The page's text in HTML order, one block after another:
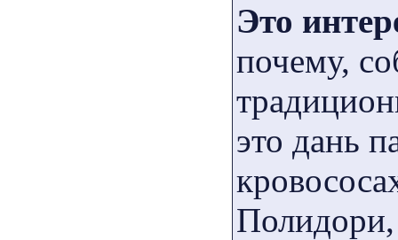
Это
почему,
это дань
Полидори,